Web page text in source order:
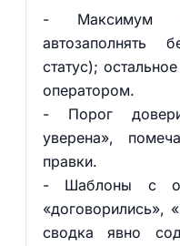
- Максимум
автозаполнять
статус);
оператором.
- Порог
уверена»,
правки.
- Шаблоны с
«договорились»,
сводка явно